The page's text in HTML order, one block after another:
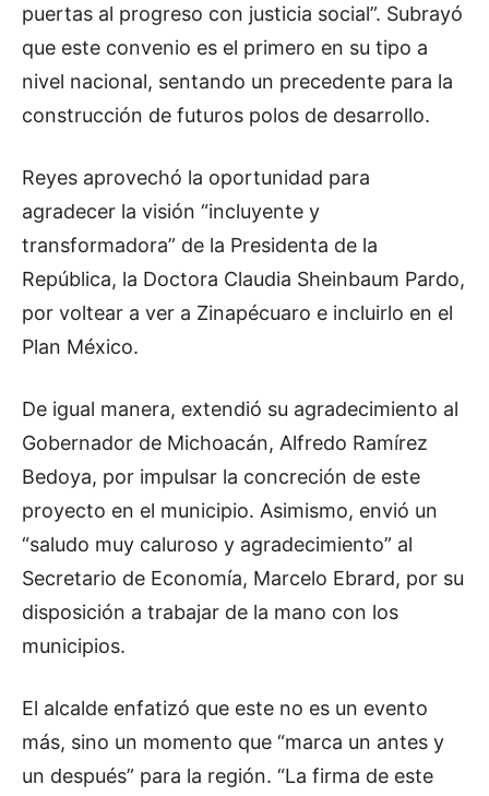
puertas al progreso con justicia social”. Subrayó
que este convenio es el primero en su tipo a
nivel nacional, sentando un precedente para la
construcción de futuros polos de desarrollo.
Reyes aprovechó la oportunidad para
agradecer la visión “incluyente y
transformadora” de la Presidenta de la
República, la Doctora Claudia Sheinbaum Pardo,
por voltear a ver a Zinapécuaro e incluirlo en el
Plan México.
De igual manera, extendió su agradecimiento al
Gobernador de Michoacán, Alfredo Ramírez
Bedoya, por impulsar la concreción de este
proyecto en el municipio. Asimismo, envió un
“saludo muy caluroso y agradecimiento” al
Secretario de Economía, Marcelo Ebrard, por su
disposición a trabajar de la mano con los
municipios.
El alcalde enfatizó que este no es un evento
más, sino un momento que “marca un antes y
un después” para la región. “La firma de este